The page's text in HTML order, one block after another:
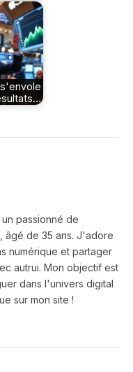
passionné de
âgé de 35 ans. J'adore
numérique et partager
autrui. Mon objectif est
dans l'univers digital
sur mon site !